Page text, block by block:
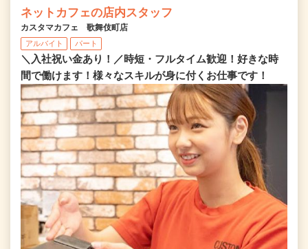
ネットカフェの店内スタッフ
カスタマカフェ 歌舞伎町店
アルバイト パート
＼入社祝い金あり！／時短・フルタイム歓迎！好きな時
間で働けます！様々なスキルが身に付くお仕事です！